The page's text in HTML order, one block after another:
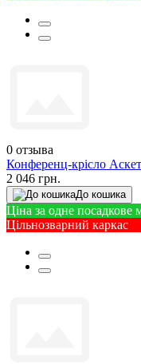
0 отзыва
Конференц-крісло
2 046 грн.
До кошика
Ціна за одне посадкове
Цільнозварний каркас